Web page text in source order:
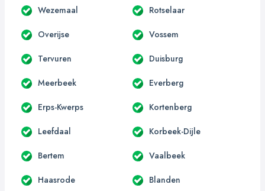
Wezemaal Rotselaar
Overijse Vossem
Tervuren Duisburg
Meerbeek Everberg
Erps-Kwerps Kortenberg
Leefdaal Korbeek-Dijle
Bertem Vaalbeek
Haasrode Blanden